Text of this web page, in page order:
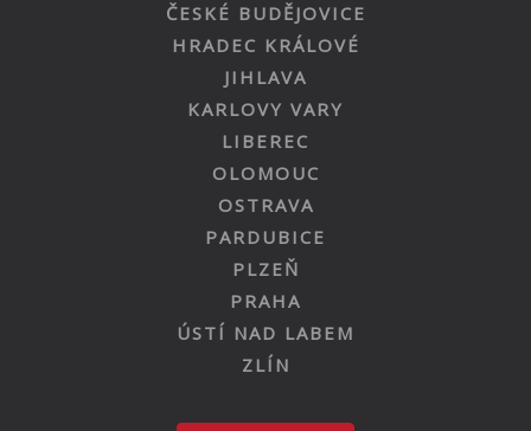
ČESKÉ BUDĚJOVICE
HRADEC KRÁLOVÉ
JIHLAVA
KARLOVY VARY
LIBEREC
OLOMOUC
OSTRAVA
PARDUBICE
PLZEŇ
PRAHA
ÚSTÍ NAD LABEM
ZLÍN